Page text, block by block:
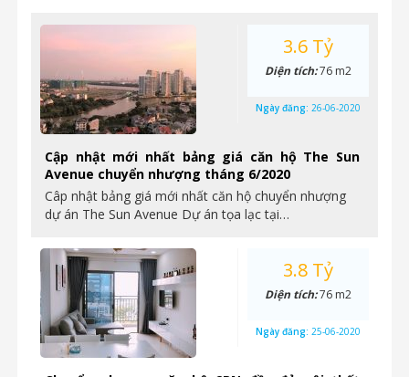
Cập nhật mới nhất bảng giá căn hộ The Sun
Avenue chuyển nhượng tháng 6/2020
Câp nhật bảng giá mới nhất căn hộ chuyển nhượng
dự án The Sun Avenue Dự án tọa lạc tại…
3.6 Tỷ
Diện tích:76 m2
Ngày đăng: 26-06-2020
3.8 Tỷ
Diện tích:76 m2
Ngày đăng: 25-06-2020